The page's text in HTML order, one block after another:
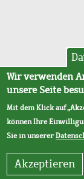
Wir verwenden
unsere Seite
Mit dem Klick auf
können Ihre
Sie in unserer
Akzeptieren